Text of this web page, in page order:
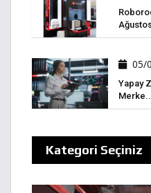
05/
Yapay
Merke..
Kategori Seçiniz